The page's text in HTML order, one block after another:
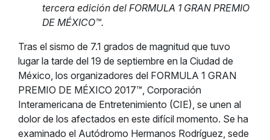
tercera edición del FORMULA 1 GRAN PREMIO
DE MÉXICO™.
Tras el sismo de 7.1 grados de magnitud que tuvo
lugar la tarde del 19 de septiembre en la Ciudad de
México, los organizadores del FORMULA 1 GRAN
PREMIO DE MÉXICO 2017™, Corporación
Interamericana de Entretenimiento (CIE), se unen al
dolor de los afectados en este difícil momento. Se ha
examinado el Autódromo Hermanos Rodríguez, sede